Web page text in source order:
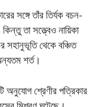
সঙ্গে তাঁর তির্যক বচন-
তা সত্ত্বেও নায়িকা
সহানুভূতি থেকে বঞ্চিত
শর্ত।
অনুযোগ শ্রেণীর পত্রিকার